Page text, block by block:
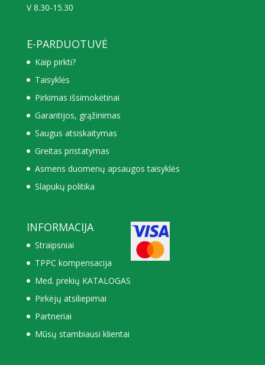
V 8.30-15.30
E-PARDUOTUVĖ
Kaip pirkti?
Taisyklės
Pirkimas išsimokėtinai
Garantijos, grąžinimas
Saugus atsiskaitymas
Greitas pristatymas
Asmens duomenų apsaugos taisyklės
Slapukų politika
INFORMACIJA
Straipsniai
TPPC kompensacija
Med. prekių KATALOGAS
Pirkėjų atsiliepimai
Partneriai
Mūsų stambiausi klientai